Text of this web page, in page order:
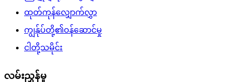
ထုတ်ကုန်လျှောက်လွှာ
ကျွန်ုပ်တို့၏ဝန်ဆောင်မှု
ငါတို့သမိုင်း
လမ်းညွှန်မှု